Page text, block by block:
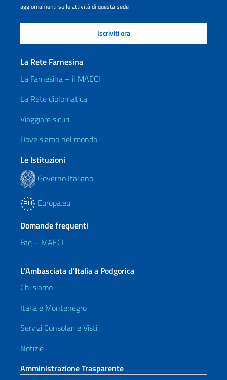
aggiornamenti sulle attività di questa sede
La Rete Farnesina
La Farnesina – il MAECI
La Rete diplomatica
Viaggiare sicuri
Dove siamo nel mondo
Le Istituzioni
Governo Italiano
Europa.eu
Domande frequenti
Faq – MAECI
L’Ambasciata d’Italia a Podgorica
Chi siamo
Italia e Montenegro
Servizi Consolari e Visti
Notizie
Amministrazione Trasparente